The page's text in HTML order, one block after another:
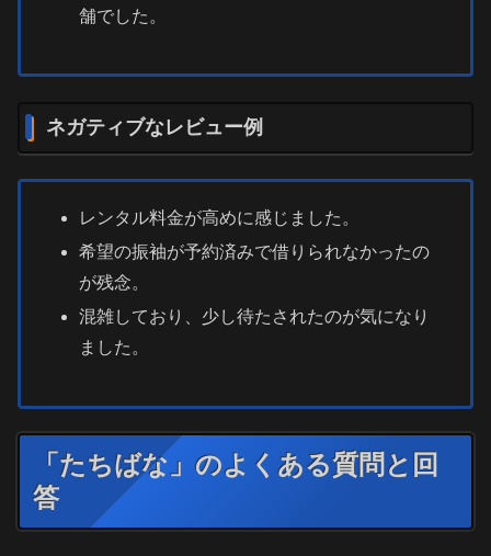
舗でした。
ネガティブなレビュー例
レンタル料金が高めに感じました。
希望の振袖が予約済みで借りられなかったの
が残念。
混雑しており、少し待たされたのが気になり
ました。
「たちばな」のよくある質問と回
答